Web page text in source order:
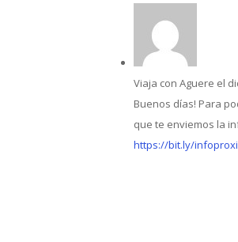
Viaja con Aguere el
Buenos días! Para
que te enviemos la
https://bit.ly/